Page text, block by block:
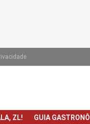
ZL! GUIA